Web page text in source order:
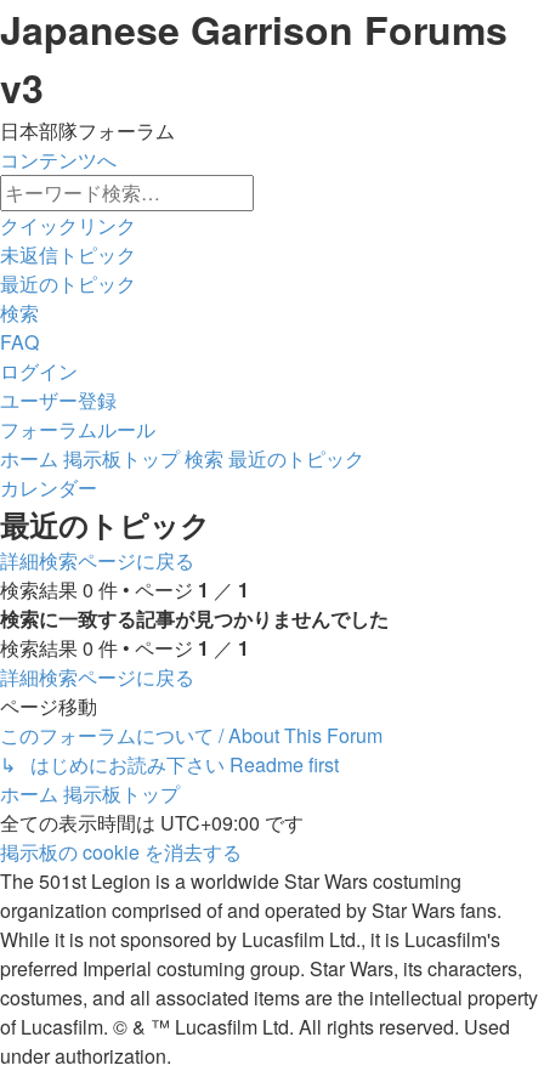
Japanese Garrison Forums
v3
日本部隊フォーラム
コンテンツへ
クイックリンク
未返信トピック
最近のトピック
検索
FAQ
ログイン
ユーザー登録
フォーラムルール
ホーム 掲示板トップ検索 最近のトピック
カレンダー
検
索
最近のトピック
詳細検索ページに戻る
検索結果 0 件 • ページ 1 ／ 1
検索に一致する記事が見つかりませんでした
検索結果 0 件 • ページ 1 ／ 1
詳細検索ページに戻る
ページ移動
このフォーラムについて / About This Forum
↳ はじめにお読み下さい Readme first
ホーム 掲示板トップ
全ての表示時間は UTC+09:00 です
掲示板の cookie を消去する
The 501st Legion is a worldwide Star Wars costuming
organization comprised of and operated by Star Wars fans.
While it is not sponsored by Lucasfilm Ltd., it is Lucasfilm's
preferred Imperial costuming group. Star Wars, its characters,
costumes, and all associated items are the intellectual property
of Lucasfilm. © & ™ Lucasfilm Ltd. All rights reserved. Used
under authorization.